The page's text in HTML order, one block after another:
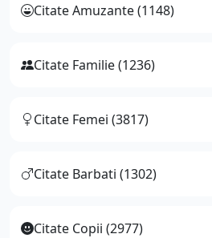
Citate Amuzante (1148)
Citate Familie (1236)
Citate Femei (3817)
Citate Barbati (1302)
Citate Copii (2977)